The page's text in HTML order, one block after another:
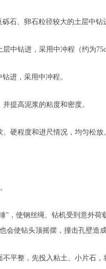
、卵石粒径较大的土层中钻
钻进，采用中冲程（约为
进，采用中冲程。
提高泥浆的粘度和密度。
硬程度和进尺情况，均匀松放
使钢丝绳、钻机受到意外荷
会使钻头顶摇摆，撞击孔壁造成
整，先投入粘土、小片石，